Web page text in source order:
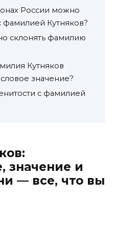
России можно
фамилией Кутняков?
склонять фамилию
Кутняков
значение?
с фамилией
значение и
— все, что вы